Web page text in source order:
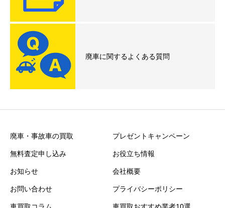
廃車に関するよくある質問
廃車・事故車の買取
プレゼントキャンペーン
無料査定申し込み
お役立ち情報
お知らせ
会社概要
お問い合わせ
プライバシーポリシー
車買取コラム
車買取おすすめ業者10選